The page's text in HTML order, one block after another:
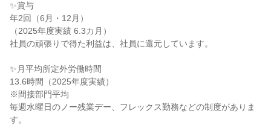
✨賞与
年2回（6月・12月）
（2025年度実績 6.3カ月）
社員の頑張りで得た利益は、社員に還元しています。
✨月平均所定外労働時間
13.6時間（2025年度実績）
※間接部門平均
毎週水曜日のノー残業デー、フレックス勤務などの制度がありま
す。